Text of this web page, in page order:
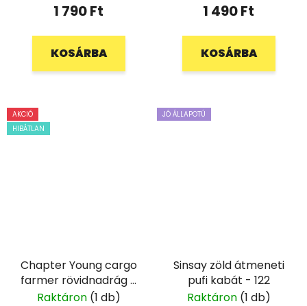
1 790 Ft
KOSÁRBA
1 490 Ft
KOSÁRBA
AKCIÓ
HIBÁTLAN
Chapter Young cargo
farmer rövidnadrág -
146
Raktáron (1 db)
JÓ ÁLLAPOTÚ
Sinsay zöld átmeneti
pufi kabát - 122
Raktáron (1 db)